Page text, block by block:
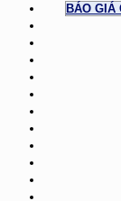
BÁO GIÁ